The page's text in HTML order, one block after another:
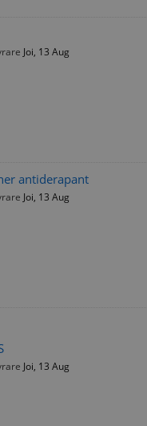
Joi, 13 Aug
antiderapant
Joi, 13 Aug
Joi, 13 Aug